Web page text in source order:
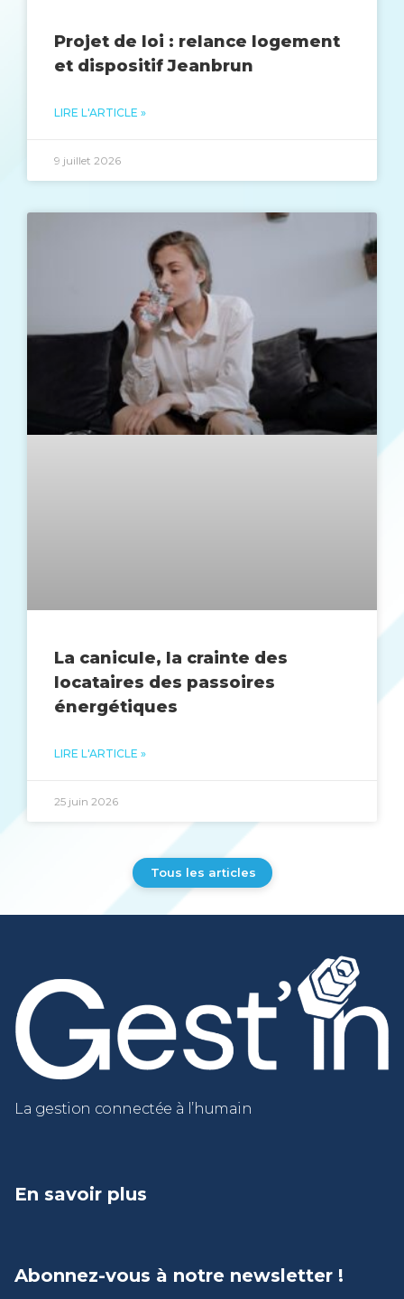
Projet de loi : relance logement
et dispositif Jeanbrun
LIRE L'ARTICLE »
9 juillet 2026
La canicule, la crainte des
locataires des passoires
énergétiques
LIRE L'ARTICLE »
25 juin 2026
Tous les articles
La gestion connectée à l’humain
En savoir plus
Abonnez-vous à notre newsletter !